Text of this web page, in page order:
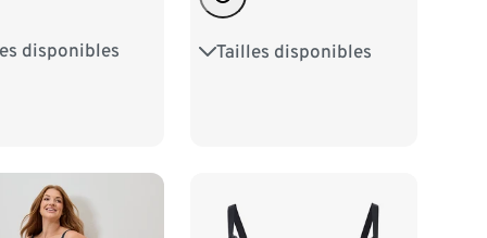
disponibles
M 40/42 Tailles disponibles
36 38 40 42